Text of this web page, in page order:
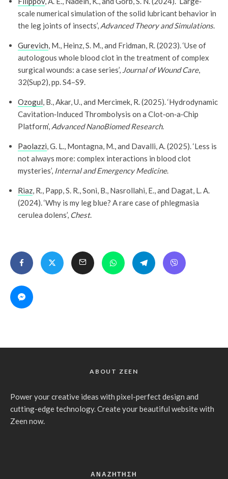
scale numerical simulation of the solid lubricant behavior in
the leg joints of insects’, Advanced Theory and Simulations.
Gurevich, M., Heinz, S. M., and Fridman, R. (2023). ‘Use of
autologous whole blood clot in the treatment of complex
surgical wounds: a case series’, Journal of Wound Care,
32(Sup2), pp. S4–S9.
Ozogul, B., Akar, U., and Mercimek, R. (2025). ‘Hydrodynamic
Cavitation‐Induced Thrombolysis on a Clot‐on‐a‐Chip
Platform’, Advanced NanoBiomed Research.
Paolazzi, G. L., Montagna, M., and Davalli, A. (2025). ‘Less is
not always more: complex interactions in blood clot
mysteries’, Internal and Emergency Medicine.
Riaz, R., Papp, S. R., Soni, B., Nasrollahi, E., and Dagat, L. A.
(2024). ‘Why is my leg blue? A rare case of phlegmasia
cerulea dolens’, Chest.
ABOUT ZEEN
Power your creative ideas with pixel-perfect design and
cutting-edge technology. Create your beautiful website with
Zeen now.
ΑΝΑΖΗΤΗΣΗ